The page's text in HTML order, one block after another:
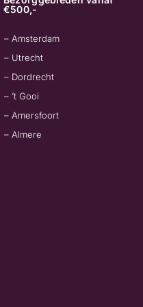
€500,-
– Amsterdam
– Utrecht
– Dordrecht
– ’t Gooi
– Amersfoort
– Almere